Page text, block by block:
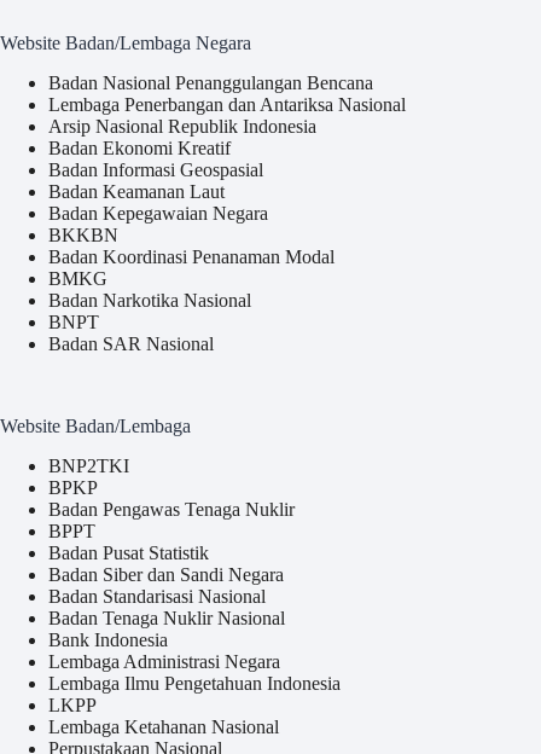
Website Badan/Lembaga Negara
Badan Nasional Penanggulangan Bencana
Lembaga Penerbangan dan Antariksa Nasional
Arsip Nasional Republik Indonesia
Badan Ekonomi Kreatif
Badan Informasi Geospasial
Badan Keamanan Laut
Badan Kepegawaian Negara
BKKBN
Badan Koordinasi Penanaman Modal
BMKG
Badan Narkotika Nasional
BNPT
Badan SAR Nasional
Website Badan/Lembaga
BNP2TKI
BPKP
Badan Pengawas Tenaga Nuklir
BPPT
Badan Pusat Statistik
Badan Siber dan Sandi Negara
Badan Standarisasi Nasional
Badan Tenaga Nuklir Nasional
Bank Indonesia
Lembaga Administrasi Negara
Lembaga Ilmu Pengetahuan Indonesia
LKPP
Lembaga Ketahanan Nasional
Perpustakaan Nasional